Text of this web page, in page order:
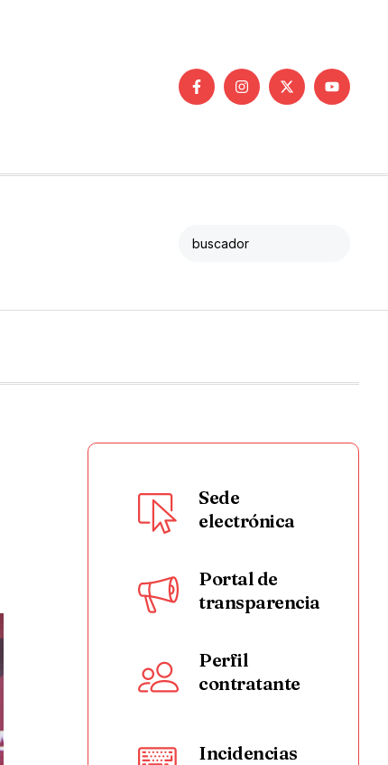
Sede
electrónica
Portal de
transparencia
Perfil
contratante
Incidencias